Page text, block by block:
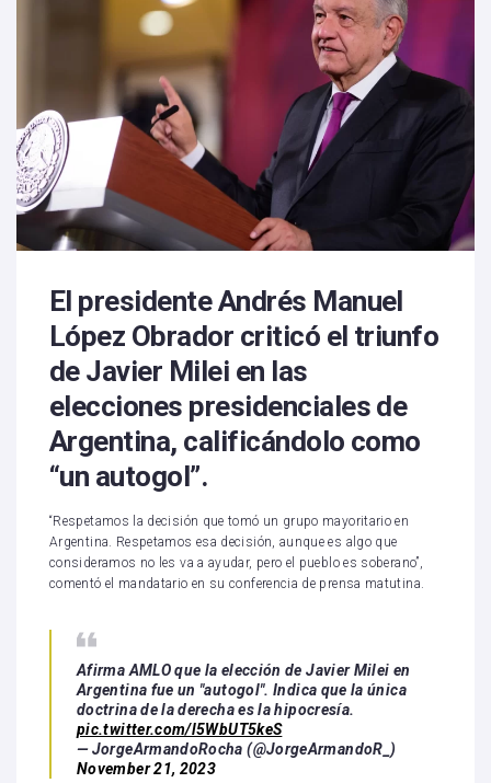
El presidente Andrés Manuel
López Obrador criticó el triunfo
de Javier Milei en las
elecciones presidenciales de
Argentina, calificándolo como
“un autogol”.
“Respetamos la decisión que tomó un grupo mayoritario en
Argentina. Respetamos esa decisión, aunque es algo que
consideramos no les va a ayudar, pero el pueblo es soberano”,
comentó el mandatario en su conferencia de prensa matutina.
Afirma AMLO que la elección de Javier Milei en
Argentina fue un "autogol". Indica que la única
doctrina de la derecha es la hipocresía.
pic.twitter.com/l5WbUT5keS
— JorgeArmandoRocha (@JorgeArmandoR_)
November 21, 2023